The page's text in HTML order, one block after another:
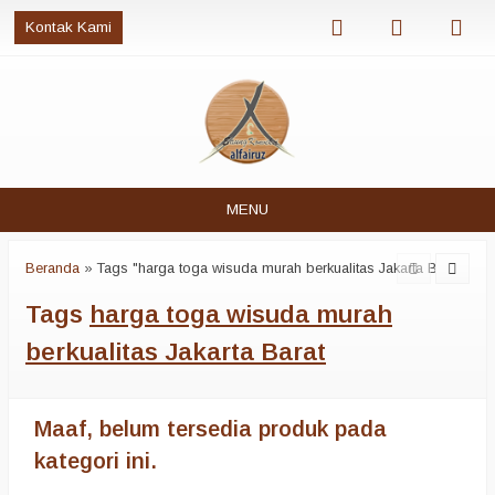
Kontak Kami
MENU
Beranda »Tags "harga toga wisuda murah berkualitas Jakarta Barat"
Tags harga toga wisuda murah
berkualitas Jakarta Barat
Maaf, belum tersedia produk pada
kategori ini.